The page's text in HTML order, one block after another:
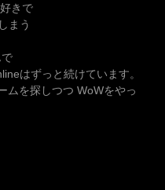
きで
まう
はずっと続けています。
ムを探しつつ WoWをやっ